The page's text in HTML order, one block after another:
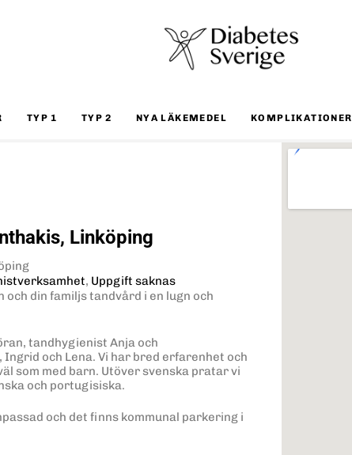
TYP 1 TYP 2 NYA LÄKEMEDEL KOMPLIKATIONER
Linköping
, Uppgift saknas
och din familjs tandvård i en lugn och
tandhygienist Anja och
och Lena. Vi har bred erfarenhet och
som med barn. Utöver svenska pratar vi
och portugisiska.
och det finns kommunal parkering i